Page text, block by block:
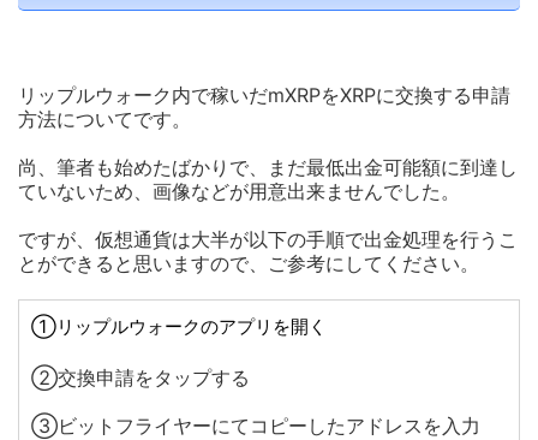
リップルウォーク内で稼いだmXRPをXRPに交換する申請
方法についてです。
尚、筆者も始めたばかりで、まだ最低出金可能額に到達し
ていないため、画像などが用意出来ませんでした。
ですが、仮想通貨は大半が以下の手順で出金処理を行うこ
とができると思いますので、ご参考にしてください。
①リップルウォークのアプリを開く
②交換申請をタップする
③ビットフライヤーにてコピーしたアドレスを入力